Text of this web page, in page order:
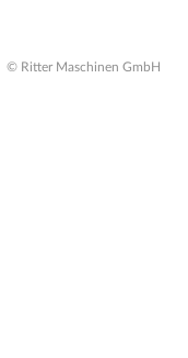
© Ritter Maschinen GmbH